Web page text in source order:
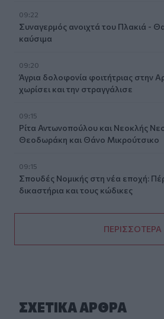
09:22
Συναγερμός ανοιχτά του Πλακιά -
καύσιμα
09:20
Άγρια δολοφονία φοιτήτριας στην
χωρίσει και την στραγγάλισε
09:15
Ρίτα Αντωνοπούλου και Νεοκλής
Θεοδωράκη και Θάνο Μικρούτσικο
09:15
Σπουδές Νομικής στη νέα εποχή:
δικαστήρια και τους κώδικες
ΠΕΡΙΣΣΟΤΕΡΑ
ΣΧΕΤΙΚA AΡΘΡΑ